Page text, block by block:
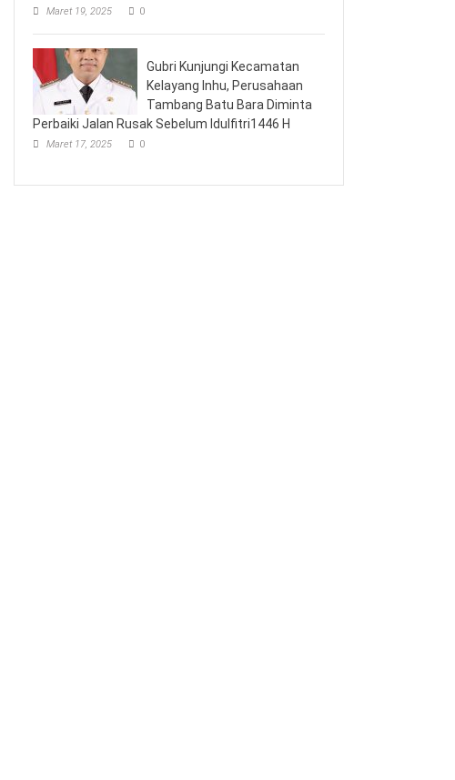
Maret 19, 2025 0
Gubri Kunjungi Kecamatan
Kelayang Inhu, Perusahaan
Tambang Batu Bara Diminta
Perbaiki Jalan Rusak Sebelum Idulfitri1446 H
Maret 17, 2025 0